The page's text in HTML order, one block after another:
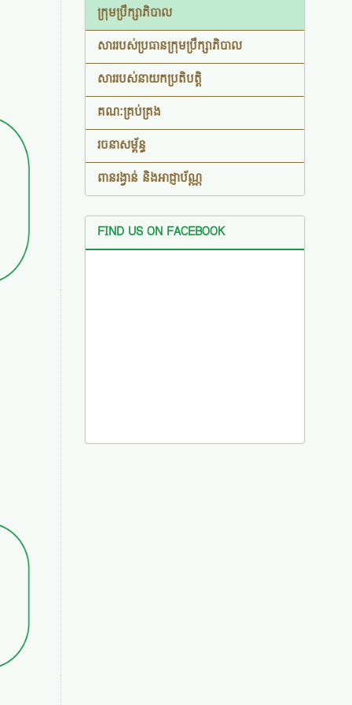
ក្រុមប្រឹក្សាភិបាល
សាររបស់ប្រធានក្រុមប្រឹក្សាភិបាល
សាររបស់នាយកប្រតិបត្តិ
គណៈគ្រប់គ្រង
រចនាសម្ព័ន្ធ​
ពានរង្វាន់ និងអាជ្ញាប័ណ្ណ
FIND US ON FACEBOOK